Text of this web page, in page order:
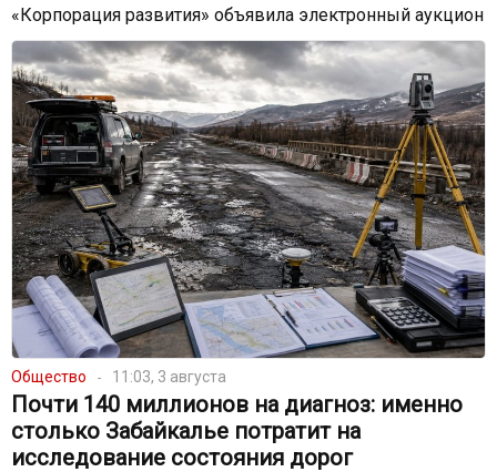
«Корпорация развития» объявила электронный аукцион
Общество 11:03, 3 августа
Почти 140 миллионов на диагноз: именно
столько Забайкалье потратит на
исследование состояния дорог